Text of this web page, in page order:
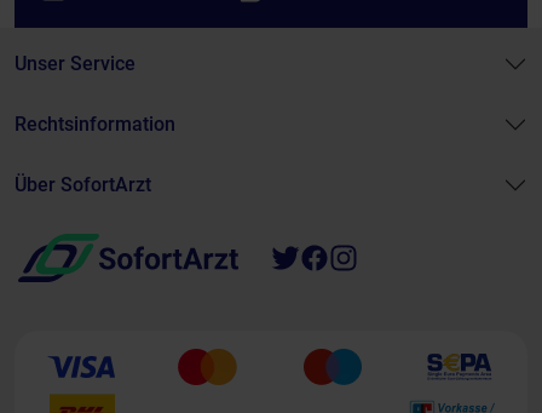
Unser Service
Rechtsinformation
Über SofortArzt